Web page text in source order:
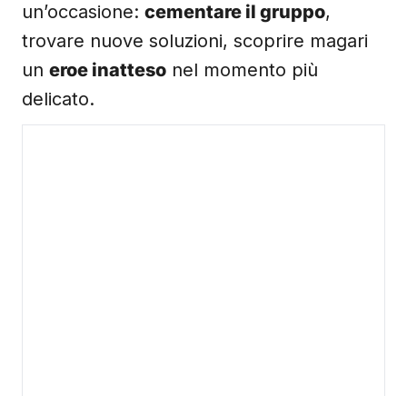
un’occasione: cementare il gruppo,
trovare nuove soluzioni, scoprire magari
un eroe inatteso nel momento più
delicato.